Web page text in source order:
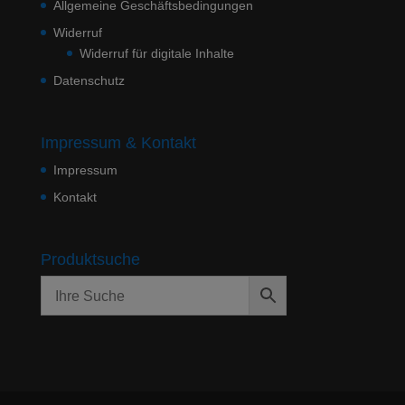
Allgemeine Geschäftsbedingungen
Widerruf
Widerruf für digitale Inhalte
Datenschutz
Impressum & Kontakt
Impressum
Kontakt
Produktsuche